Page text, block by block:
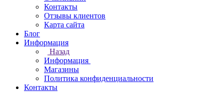
Контакты
Отзывы клиентов
Карта сайта
Блог
Информация
Назад
Информация
Магазины
Политика конфиденциальности
Контакты